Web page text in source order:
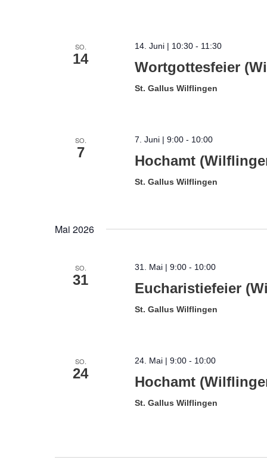
SO.
14
14. Juni | 10:30 - 11:30
Wortgottesfeier
St. Gallus Wilflingen
SO.
7
7. Juni | 9:00 - 10:00
Hochamt
St. Gallus Wilflingen
Mai 2026
SO.
31
31. Mai | 9:00 - 10:00
Eucharistiefeier
St. Gallus Wilflingen
SO.
24
24. Mai | 9:00 - 10:00
Hochamt
St. Gallus Wilflingen